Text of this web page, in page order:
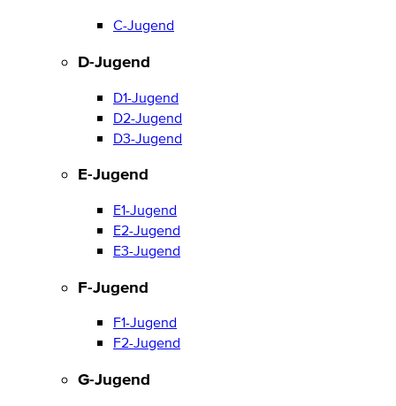
C-Jugend
D-Jugend
D1-Jugend
D2-Jugend
D3-Jugend
E-Jugend
E1-Jugend
E2-Jugend
E3-Jugend
F-Jugend
F1-Jugend
F2-Jugend
G-Jugend